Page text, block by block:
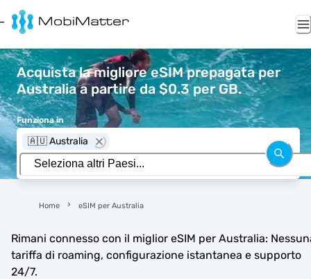
Acquista la migliore eSIM prepagata per
Australia a partire da $0.3 per GB.
Funziona in
🇦🇺 Australia
Home eSIM per Australia
Rimani connesso con il miglior eSIM per Australia:
tariffa di roaming, configurazione istantanea e supporto
24/7.